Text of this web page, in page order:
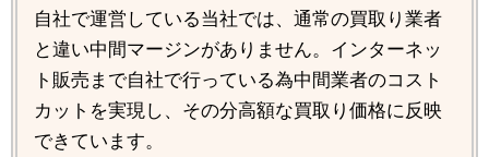
自社で運営している当社では、通常の買取り業者
と違い中間マージンがありません。インターネッ
ト販売まで自社で行っている為中間業者のコスト
カットを実現し、その分高額な買取り価格に反映
できています。